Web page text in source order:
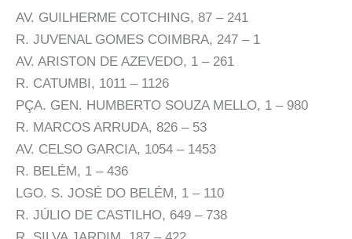
AV. GUILHERME COTCHING, 87 – 241
R. JUVENAL GOMES COIMBRA, 247 – 1
AV. ARISTON DE AZEVEDO, 1 – 261
R. CATUMBI, 1011 – 1126
PÇA. GEN. HUMBERTO SOUZA MELLO, 1 – 980
R. MARCOS ARRUDA, 826 – 53
AV. CELSO GARCIA, 1054 – 1453
R. BELÉM, 1 – 436
LGO. S. JOSÉ DO BELÉM, 1 – 110
R. JÚLIO DE CASTILHO, 649 – 738